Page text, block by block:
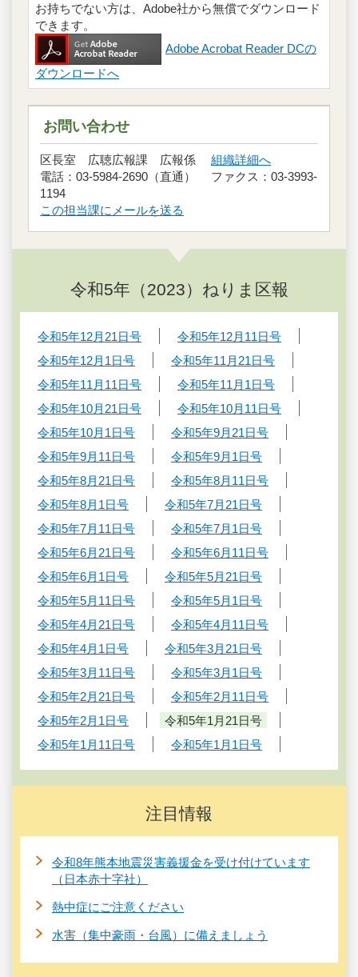
お持ちでない方は、Adobe社から無償でダウンロード
できます。
Adobe Acrobat Reader DCの
ダウンロードへ
お問い合わせ
区長室 広聴広報課 広報係 組織詳細へ
電話：03-5984-2690（直通） ファクス：03-3993-
1194
この担当課にメールを送る
令和5年（2023）ねりま区報
令和5年12月21日号
令和5年12月11日号
令和5年12月1日号
令和5年11月21日号
令和5年11月11日号
令和5年11月1日号
令和5年10月21日号
令和5年10月11日号
令和5年10月1日号
令和5年9月21日号
令和5年9月11日号
令和5年9月1日号
令和5年8月21日号
令和5年8月11日号
令和5年8月1日号
令和5年7月21日号
令和5年7月11日号
令和5年7月1日号
令和5年6月21日号
令和5年6月11日号
令和5年6月1日号
令和5年5月21日号
令和5年5月11日号
令和5年5月1日号
令和5年4月21日号
令和5年4月11日号
令和5年4月1日号
令和5年3月21日号
令和5年3月11日号
令和5年3月1日号
令和5年2月21日号
令和5年2月11日号
令和5年2月1日号
令和5年1月21日号
令和5年1月11日号
令和5年1月1日号
注目情報
令和8年熊本地震災害義援金を受け付けています
（日本赤十字社）
熱中症にご注意ください
水害（集中豪雨・台風）に備えましょう